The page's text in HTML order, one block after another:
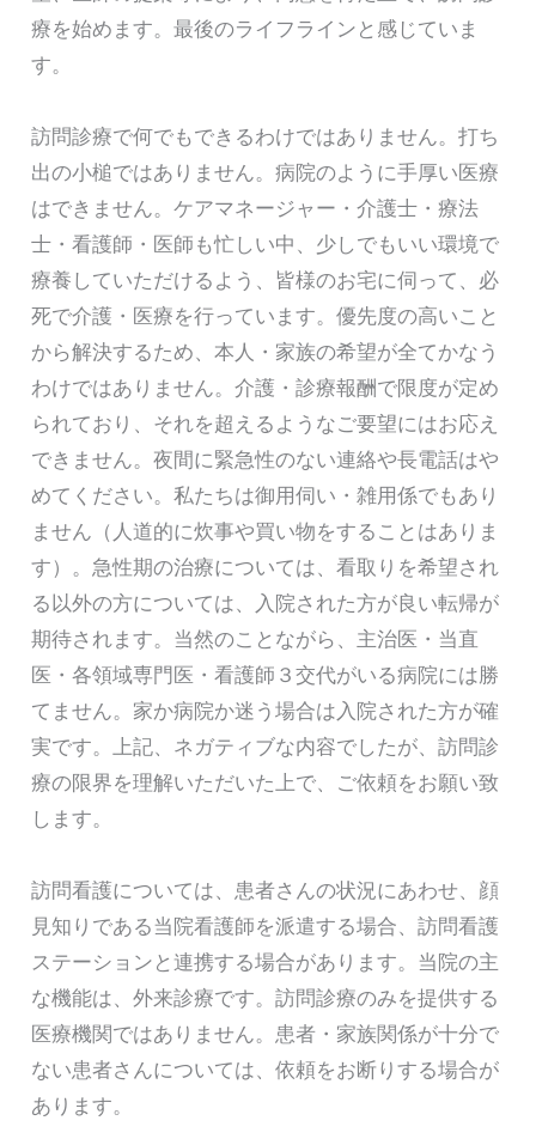
療を始めます。最後のライフラインと感じていま
す。
訪問診療で何でもできるわけではありません。打ち
出の小槌ではありません。病院のように手厚い医療
はできません。ケアマネージャー・介護士・療法
士・看護師・医師も忙しい中、少しでもいい環境で
療養していただけるよう、皆様のお宅に伺って、必
死で介護・医療を行っています。優先度の高いこと
から解決するため、本人・家族の希望が全てかなう
わけではありません。介護・診療報酬で限度が定め
られており、それを超えるようなご要望にはお応え
できません。夜間に緊急性のない連絡や長電話はや
めてください。私たちは御用伺い・雑用係でもあり
ません（人道的に炊事や買い物をすることはありま
す）。急性期の治療については、看取りを希望され
る以外の方については、入院された方が良い転帰が
期待されます。当然のことながら、主治医・当直
医・各領域専門医・看護師３交代がいる病院には勝
てません。家か病院か迷う場合は入院された方が確
実です。上記、ネガティブな内容でしたが、訪問診
療の限界を理解いただいた上で、ご依頼をお願い致
します。
訪問看護については、患者さんの状況にあわせ、顔
見知りである当院看護師を派遣する場合、訪問看護
ステーションと連携する場合があります。当院の主
な機能は、外来診療です。訪問診療のみを提供する
医療機関ではありません。患者・家族関係が十分で
ない患者さんについては、依頼をお断りする場合が
あります。